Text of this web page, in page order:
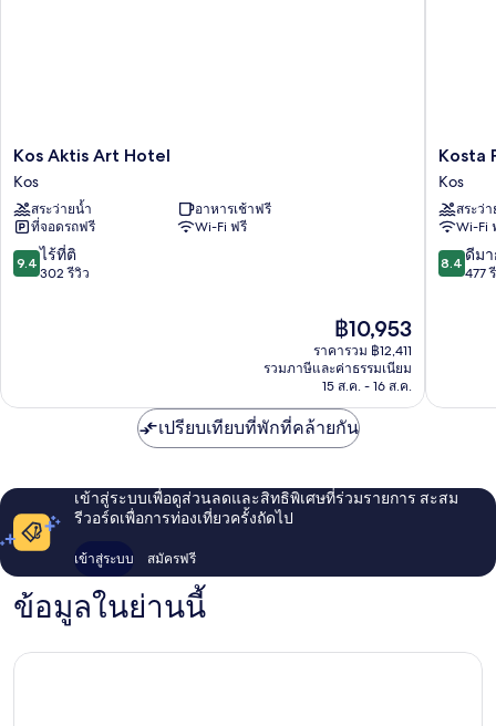
Kos
Aktis
Art
Hotel
Kos
Kos Aktis Art Hotel
Kos
สระว่ายน้ำ
อาหารเช้าฟรี
ที่จอดรถฟรี
Wi-Fi ฟรี
9.4
จาก
9.4 ไร้ที่ติ
302 รีวิว
ราคา
ปัจจุบัน
คือ
฿10,953
฿10,953
ราคารวม ฿12,411
รวมภาษีและค่าธรรมเนียม
15 ส.ค. - 16 ส.ค.
Kosta
Palace
Kos
Kosta
Kos
สระว่
Wi-Fi
8.4
จาก
8.4 ดีม
477
เปรียบเทียบที่พักที่คล้ายกัน
เข้าสู่ระบบเพื่อดูส่วนลดและสิทธิพิเศษที่ร่วมรายการ สะสม
รีวอร์ดเพื่อการท่องเที่ยวครั้งถัดไป
เข้าสู่ระบบ สมัครฟรี
ข้อมูลในย่านนี้